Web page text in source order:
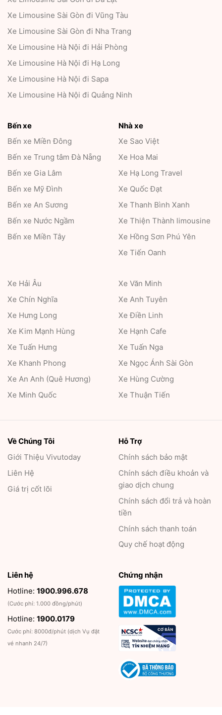
Xe Limousine Sài Gòn đi Vũng Tàu
Xe Limousine Sài Gòn đi Nha Trang
Xe Limousine Hà Nội đi Hải Phòng
Xe Limousine Hà Nội đi Hạ Long
Xe Limousine Hà Nội đi Sapa
Xe Limousine Hà Nội đi Quảng Ninh
Bến xe
Bến xe Miền Đông
Bến xe Trung tâm Đà Nẵng
Bến xe Gia Lâm
Bến xe Mỹ Đình
Bến xe An Sương
Bến xe Nước Ngầm
Bến xe Miền Tây
Nhà xe
Xe Sao Việt
Xe Hoa Mai
Xe Hạ Long Travel
Xe Quốc Đạt
Xe Thanh Bình Xanh
Xe Thiện Thành limousine
Xe Hồng Sơn Phú Yên
Xe Tiến Oanh
Xe Hải Âu
Xe Chín Nghĩa
Xe Hưng Long
Xe Kim Mạnh Hùng
Xe Tuấn Hưng
Xe Khanh Phong
Xe An Anh (Quê Hương)
Xe Minh Quốc
Xe Văn Minh
Xe Anh Tuyên
Xe Điền Linh
Xe Hạnh Cafe
Xe Tuấn Nga
Xe Ngọc Ánh Sài Gòn
Xe Hùng Cường
Xe Thuận Tiến
Về Chúng Tôi
Giới Thiệu Vivutoday
Liên Hệ
Giá trị cốt lõi
Hỗ Trợ
Chính sách bảo mật
Chính sách điều khoản và
giao dịch chung
Chính sách đổi trả và hoàn
tiền
Chính sách thanh toán
Quy chế hoạt động
Liên hệ
Hotline: 1900.996.678
(Cước phí: 1.000 đồng/phút)
Hotline: 1900.0179
Cước phí: 8000đ/phút (dịch Vụ đặt
vé nhanh 24/7)
Chứng nhận